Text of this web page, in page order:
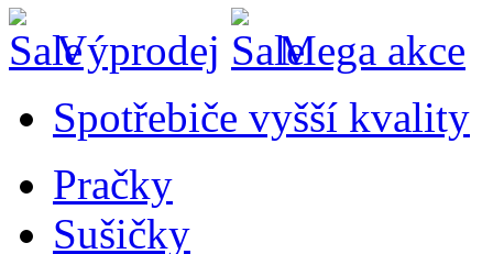
Výprodej
Mega akce
Spotřebiče vyšší kvality
Pračky
Sušičky